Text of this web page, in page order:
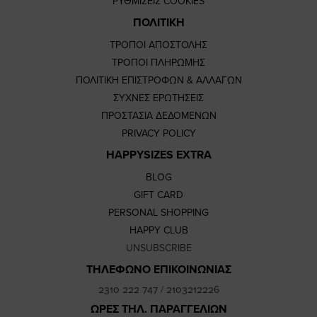
ΠΟΛΙΤΙΚΗ
ΤΡΟΠΟΙ ΑΠΟΣΤΟΛΗΣ
ΤΡΟΠΟΙ ΠΛΗΡΩΜΗΣ
ΠΟΛΙΤΙΚΗ ΕΠΙΣΤΡΟΦΩΝ & ΑΛΛΑΓΩΝ
ΣΥΧΝΕΣ ΕΡΩΤΗΣΕΙΣ
ΠΡΟΣΤΑΣΙΑ ΔΕΔΟΜΕΝΩΝ
PRIVACY POLICY
HAPPYSIZES EXTRA
BLOG
GIFT CARD
PERSONAL SHOPPING
HAPPY CLUB
UNSUBSCRIBE
ΤΗΛΕΦΩΝΟ ΕΠΙΚΟΙΝΩΝΙΑΣ
2310 222 747/ 2103212226
ΩΡΕΣ ΤΗΛ. ΠΑΡΑΓΓΕΛΙΩΝ